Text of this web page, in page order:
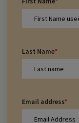
Last Name*
Email address*